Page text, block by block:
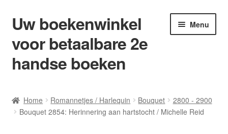
Ga
door
naar
navigatie
Ga
naar
de
inhoud
Uw boekenwinkel
voor betaalbare 2e
handse boeken
Menu
Afrekenen
Home Romannetjes / Harlequin Bouquet
2800 - 2900
Bouquet 2854: Herinnering aan hartstocht / Michelle Reid